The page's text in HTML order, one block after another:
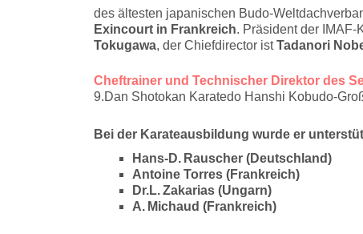
des ältesten japanischen Budo-
Exincourt in Frankreich. Präsident der
Tokugawa, der Chiefdirector istTadanori
Cheftrainer und Technischer Direktor des
9.Dan Shotokan Karatedo Hanshi Kobudo-
Bei der Karateausbildung wurde er
Hans-D. Rauscher (Deutschland)
Antoine Torres (Frankreich)
Dr.L. Zakarias (Ungarn)
A. Michaud (Frankreich)